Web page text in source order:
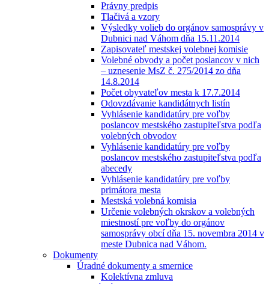
Právny predpis
Tlačivá a vzory
Výsledky volieb do orgánov samosprávy v
Dubnici nad Váhom dňa 15.11.2014
Zapisovateľ mestskej volebnej komisie
Volebné obvody a počet poslancov v nich
– uznesenie MsZ č. 275/2014 zo dňa
14.8.2014
Počet obyvateľov mesta k 17.7.2014
Odovzdávanie kandidátnych listín
Vyhlásenie kandidatúry pre voľby
poslancov mestského zastupiteľstva podľa
volebných obvodov
Vyhlásenie kandidatúry pre voľby
poslancov mestského zastupiteľstva podľa
abecedy
Vyhlásenie kandidatúry pre voľby
primátora mesta
Mestská volebná komisia
Určenie volebných okrskov a volebných
miestností pre voľby do orgánov
samosprávy obcí dňa 15. novembra 2014 v
meste Dubnica nad Váhom.
Dokumenty
Úradné dokumenty a smernice
Kolektívna zmluva